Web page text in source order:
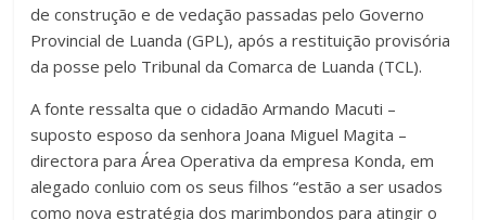
de construção e de vedação passadas pelo Governo
Provincial de Luanda (GPL), após a restituição provisória
da posse pelo Tribunal da Comarca de Luanda (TCL).
A fonte ressalta que o cidadão Armando Macuti –
suposto esposo da senhora Joana Miguel Magita –
directora para Área Operativa da empresa Konda, em
alegado conluio com os seus filhos “estão a ser usados
como nova estratégia dos marimbondos para atingir o